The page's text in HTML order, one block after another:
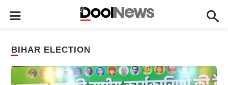
BIHAR ELECTION